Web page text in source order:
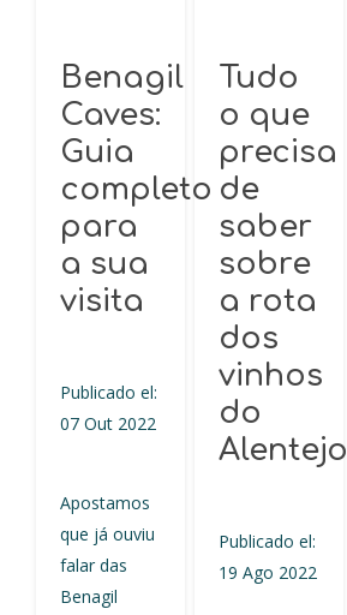
Benagil
Caves:
Guia
completo
para
a sua
visita
Publicado el:
07 Out 2022
Apostamos
que já ouviu
falar das
Benagil
Tudo
o que
precisa
de
saber
sobre
a rota
dos
vinhos
do
Alentejo
Publicado el:
19 Ago 2022